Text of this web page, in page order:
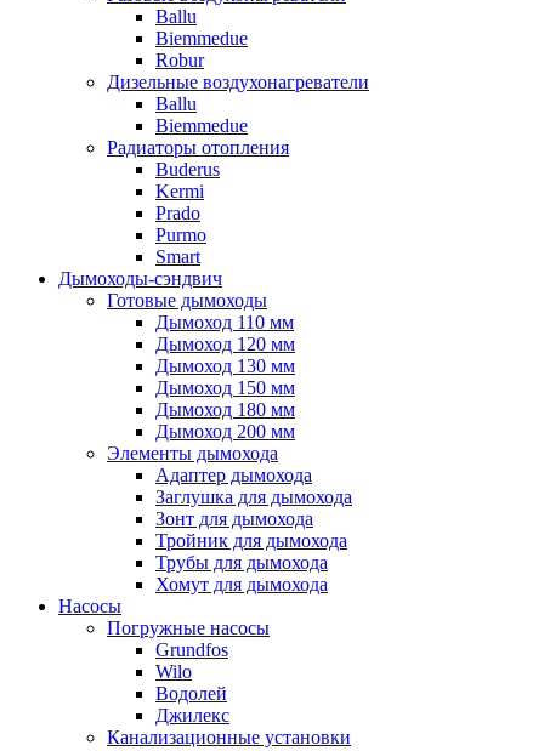
Ballu
Biemmedue
Robur
Дизельные воздухонагреватели
Ballu
Biemmedue
Радиаторы отопления
Buderus
Kermi
Prado
Purmo
Smart
Дымоходы-сэндвич
Готовые дымоходы
Дымоход 110 мм
Дымоход 120 мм
Дымоход 130 мм
Дымоход 150 мм
Дымоход 180 мм
Дымоход 200 мм
Элементы дымохода
Адаптер дымохода
Заглушка для дымохода
Зонт для дымохода
Тройник для дымохода
Трубы для дымохода
Хомут для дымохода
Насосы
Погружные насосы
Grundfos
Wilo
Водолей
Джилекс
Канализационные установки